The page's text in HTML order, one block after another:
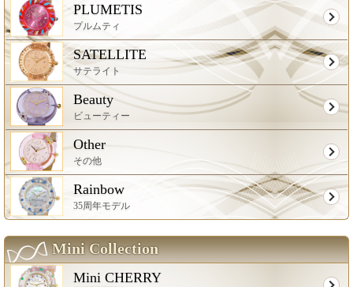
PLUMETIS
プルムティ
SATELLITE
サテライト
Beauty
ビューティー
Other
その他
Rainbow
35周年モデル
Mini Collection
Mini CHERRY